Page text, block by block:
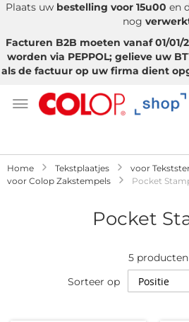
Plaats uw bestelling voor 15u00 en
nog
Facturen B2B moeten vanaf 01/
worden via PEPPOL; gelieve uw
als de factuur op uw firma dient
naar
Home Tekstplaatjes
voor
voor Colop Zakstempels
Pocket
Pocket
5producten
Sorteer op